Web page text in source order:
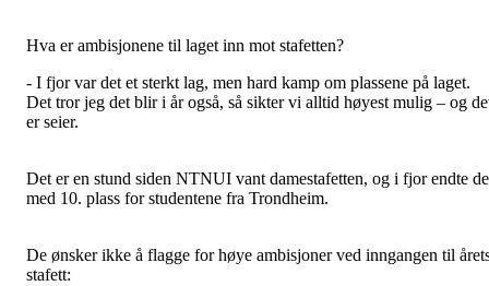
Hva er ambisjonene til laget inn mot stafetten?
- I fjor var det et sterkt lag, men hard kamp om plassene på laget.
Det tror jeg det blir i år også, så sikter vi alltid høyest mulig – og
er seier.
Det er en stund siden NTNUI vant damestafetten, og i fjor endte
med 10. plass for studentene fra Trondheim.
De ønsker ikke å flagge for høye ambisjoner ved inngangen til
stafett: